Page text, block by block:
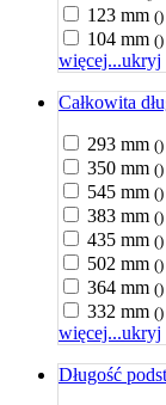
123 mm ()
104 mm ()
więcej...ukryj
Całkowita
293 mm ()
350 mm ()
545 mm ()
383 mm ()
435 mm ()
502 mm ()
364 mm ()
332 mm ()
więcej...ukryj
Długość